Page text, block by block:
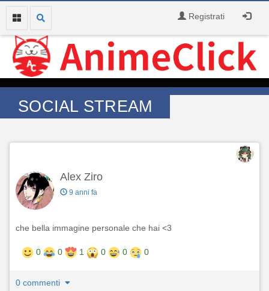
Registrati
SOCIAL STREAM
Alex Ziro
9 anni fa
che bella immagine personale che hai <3
0 0 1 0 0 0
0 commenti